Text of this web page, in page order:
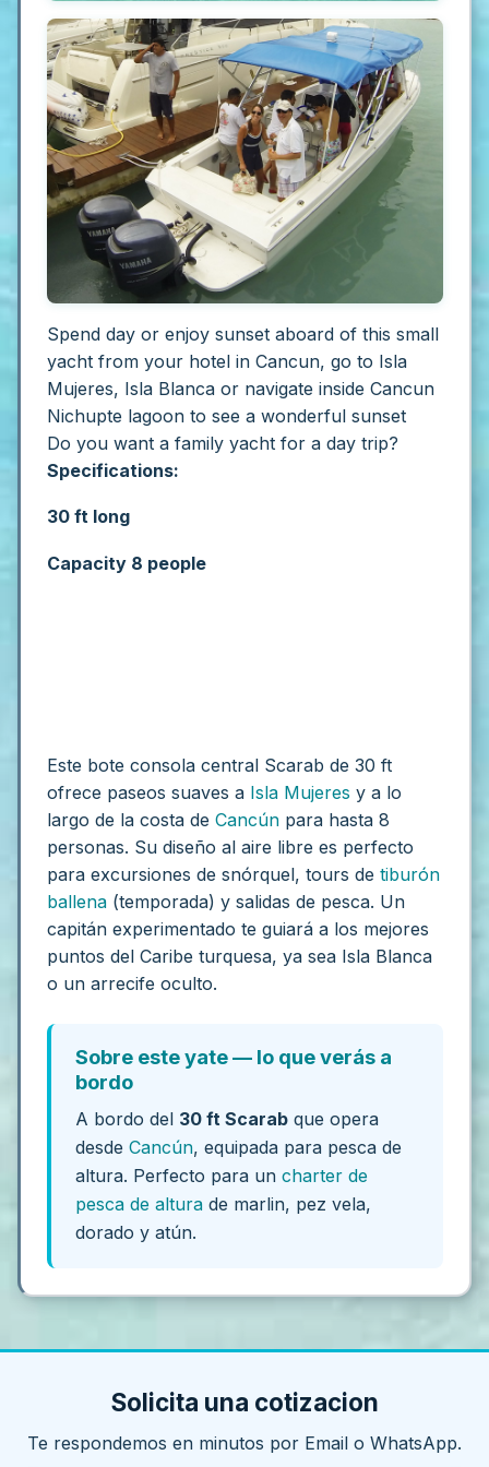
Spend day or enjoy sunset aboard of this small
yacht from your hotel in Cancun, go to Isla
Mujeres, Isla Blanca or navigate inside Cancun
Nichupte lagoon to see a wonderful sunset
Do you want a family yacht for a day trip?
Specifications:
30 ft long
Capacity 8 people
Este bote consola central Scarab de 30 ft
ofrece paseos suaves a Isla Mujeres y a lo
largo de la costa de Cancún para hasta 8
personas. Su diseño al aire libre es perfecto
para excursiones de snórquel, tours de tiburón
ballena (temporada) y salidas de pesca. Un
capitán experimentado te guiará a los mejores
puntos del Caribe turquesa, ya sea Isla Blanca
o un arrecife oculto.
Sobre este yate — lo que verás a
bordo
A bordo del 30 ft Scarab que opera
desdeCancún, equipada para pesca de
altura. Perfecto para uncharter de
pesca de altura de marlin, pez vela,
dorado y atún.
Solicita una cotizacion
Te respondemos en minutos por Email o WhatsApp.